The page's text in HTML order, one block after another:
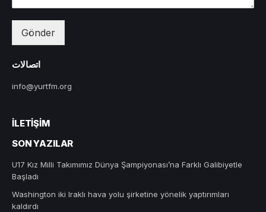
Gönder
اتصالات
info@yurtfm.org
İLETIŞIM
SON YAZILAR
U17 Kız Milli Takımımız Dünya Şampiyonası’na Farklı Galibiyetle
Başladı
Washington iki Iraklı hava yolu şirketine yönelik yaptırımları
kaldırdı